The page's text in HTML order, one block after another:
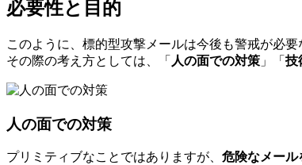
必要性と目的
このように、標的型攻撃メールは今後も警戒が必
その際の考え方としては、「 人の面での対策 」「 技
人の面での対策
プリミティブなことではありますが、 危険なメール